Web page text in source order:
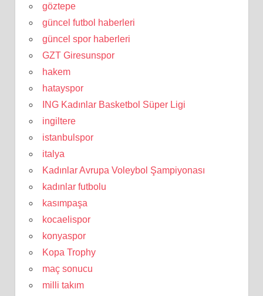
göztepe
güncel futbol haberleri
güncel spor haberleri
GZT Giresunspor
hakem
hatayspor
ING Kadınlar Basketbol Süper Ligi
ingiltere
istanbulspor
italya
Kadınlar Avrupa Voleybol Şampiyonası
kadınlar futbolu
kasımpaşa
kocaelispor
konyaspor
Kopa Trophy
maç sonucu
milli takım